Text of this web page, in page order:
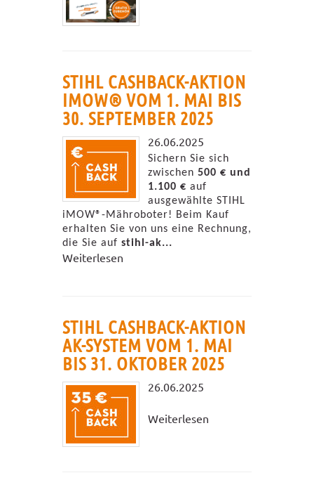
STIHL CASHBACK-AKTION
IMOW® VOM 1. MAI BIS
30. SEPTEMBER 2025
26.06.2025
Sichern Sie sich
zwischen 500 € und
1.100 € auf
ausgewählte STIHL
iMOW®-Mähroboter! Beim Kauf
erhalten Sie von uns eine Rechnung,
die Sie auf stihl-ak...
Weiterlesen
STIHL CASHBACK-AKTION
AK-SYSTEM VOM 1. MAI
BIS 31. OKTOBER 2025
26.06.2025
Weiterlesen